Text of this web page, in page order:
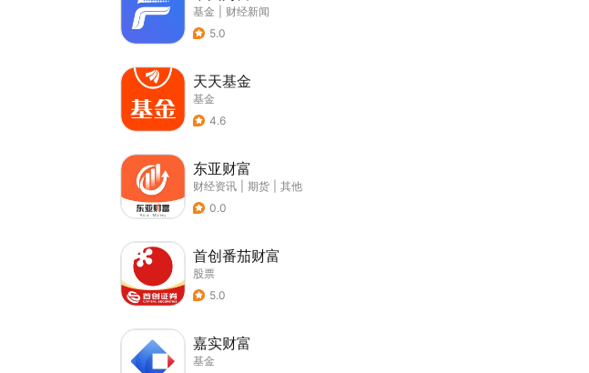
基金
财经新闻
5.0
天天基金
基金
4.6
东亚财富
财经资讯 期货
其他
0.0
首创番茄财富
股票
5.0
嘉实财富
基金